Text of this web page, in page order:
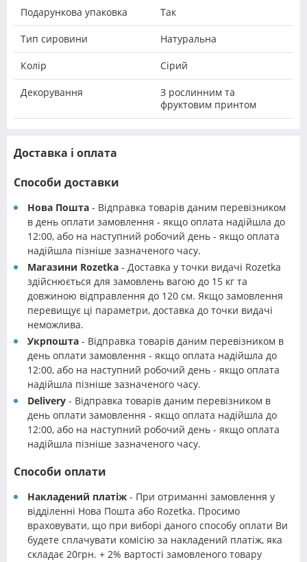
Подарункова упаковка Так
Тип сировини Натуральна
Колір Сірий
Декорування
З рослинним та
фруктовим принтом
Доставка і оплата
Способи доставки
Нова Пошта - Відправка товарів даним перевізником
в день оплати замовлення - якщо оплата надійшла до
12:00, або на наступний робочий день - якщо оплата
надійшла пізніше зазначеного часу.
Магазини Rozetka - Доставка у точки видачі Rozetka
здійснюється для замовлень вагою до 15 кг та
довжиною відправлення до 120 см. Якщо замовлення
перевищує ці параметри, доставка до точки видачі
неможлива.
Укрпошта - Відправка товарів даним перевізником в
день оплати замовлення - якщо оплата надійшла до
12:00, або на наступний робочий день - якщо оплата
надійшла пізніше зазначеного часу.
Delivery - Відправка товарів даним перевізником в
день оплати замовлення - якщо оплата надійшла до
12:00, або на наступний робочий день - якщо оплата
надійшла пізніше зазначеного часу.
Способи оплати
Накладений платіж - При отриманні замовлення у
відділенні Нова Пошта або Rozetka. Просимо
враховувати, що при виборі даного способу оплати Ви
будете сплачувати комісію за накладений платіж, яка
складає 20грн. + 2% вартості замовленого товару